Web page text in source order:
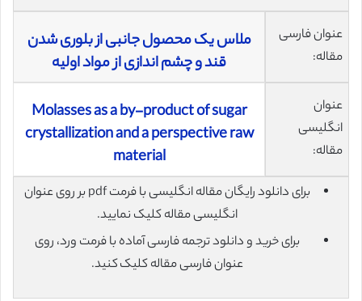
عنوان فارسی
مقاله:
ملاس یک محصول جانبی از بلوری شدن
قند و چشم اندازی از مواد اولیه
عنوان
انگلیسی
مقاله:
Molasses as a by-product of sugar
crystallization and a perspective raw
material
برای دانلود رایگان مقاله انگلیسی با فرمت pdf بر روی عنوان
انگلیسی مقاله کلیک نمایید.
برای خرید و دانلود ترجمه فارسی آماده با فرمت ورد، روی
عنوان فارسی مقاله کلیک کنید.